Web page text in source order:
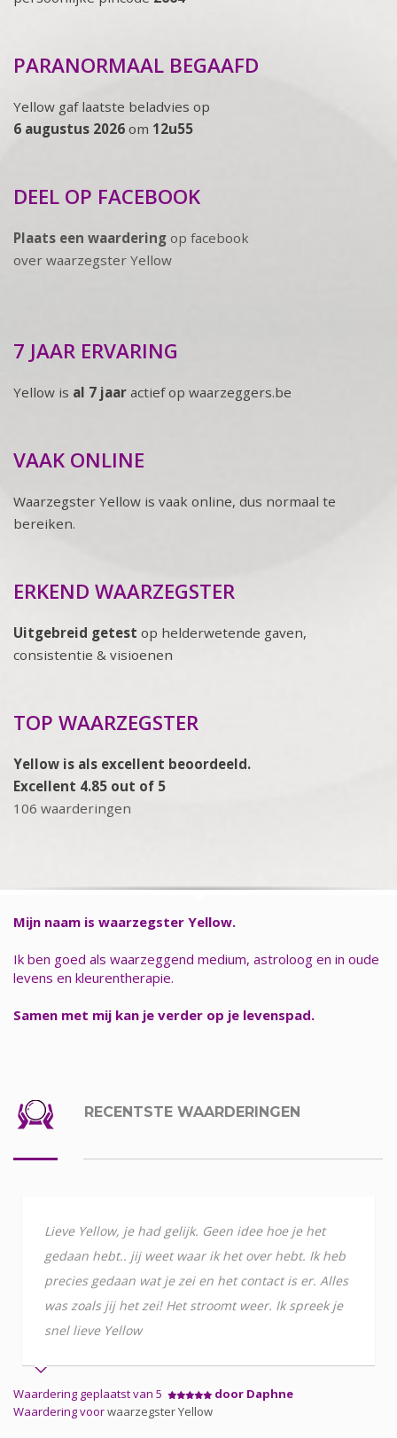
PARANORMAAL BEGAAFD
Yellow gaf laatste beladvies op
6 augustus 2026 om 12u55
DEEL OP FACEBOOK
Plaats een waardering op facebook
over waarzegster Yellow
7 JAAR ERVARING
Yellow is al 7 jaar actief op waarzeggers.be
VAAK ONLINE
Waarzegster Yellow is vaak online, dus normaal te
bereiken.
ERKEND WAARZEGSTER
Uitgebreid getest op helderwetende gaven,
consistentie & visioenen
TOP WAARZEGSTER
Yellow is als excellent beoordeeld.
Excellent 4.85 out of 5
106 waarderingen
Mijn naam is waarzegster Yellow.
Ik ben goed als waarzeggend medium, astroloog en in oude
levens en kleurentherapie.
Samen met mij kan je verder op je levenspad.
RECENTSTE WAARDERINGEN
Lieve Yellow, je had gelijk. Geen idee hoe je het
gedaan hebt.. jij weet waar ik het over hebt. Ik heb
precies gedaan wat je zei en het contact is er. Alles
was zoals jij het zei! Het stroomt weer. Ik spreek je
snel lieve Yellow
Waardering geplaatst van 5
door Daphne
Waardering voorwaarzegster Yellow